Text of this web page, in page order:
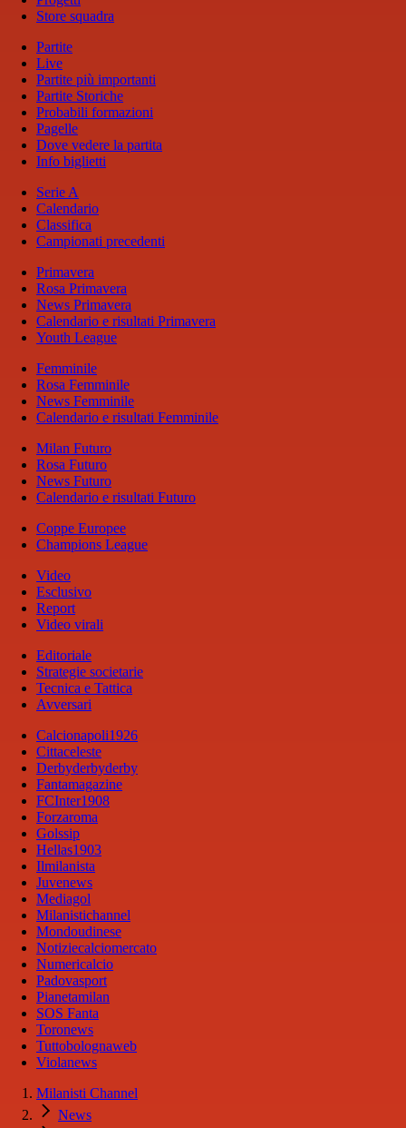
Store squadra
Partite
Live
Partite più importanti
Partite Storiche
Probabili formazioni
Pagelle
Dove vedere la partita
Info biglietti
Serie A
Calendario
Classifica
Campionati precedenti
Primavera
Rosa Primavera
News Primavera
Calendario e risultati Primavera
Youth League
Femminile
Rosa Femminile
News Femminile
Calendario e risultati Femminile
Milan Futuro
Rosa Futuro
News Futuro
Calendario e risultati Futuro
Coppe Europee
Champions League
Video
Esclusivo
Report
Video virali
Editoriale
Strategie societarie
Tecnica e Tattica
Avversari
Calcionapoli1926
Cittaceleste
Derbyderbyderby
Fantamagazine
FCInter1908
Forzaroma
Golssip
Hellas1903
Ilmilanista
Juvenews
Mediagol
Milanistichannel
Mondoudinese
Notiziecalciomercato
Numericalcio
Padovasport
Pianetamilan
SOS Fanta
Toronews
Tuttobolognaweb
Violanews
Milanisti Channel
News